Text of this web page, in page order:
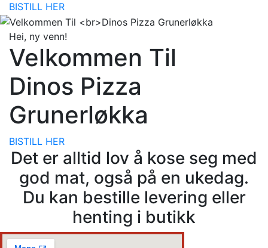
BISTILL HER
Hei, ny venn!
Velkommen Til
Dinos Pizza
Grunerløkka
BISTILL HER
Det er alltid lov å kose seg med
god mat, også på en ukedag.
Du kan bestille levering eller
henting i butikk